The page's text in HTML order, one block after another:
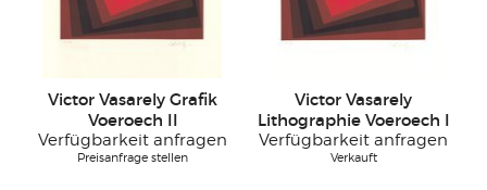
Victor Vasarely Grafik
Voeroech II
Verfügbarkeit anfragen
Preisanfrage stellen
Victor Vasarely
Lithographie Voeroech I
Verfügbarkeit anfragen
Verkauft